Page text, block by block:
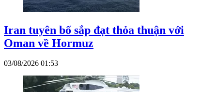
Iran tuyên bố sắp đạt thỏa thuận với
Oman về Hormuz
03/08/2026 01:53